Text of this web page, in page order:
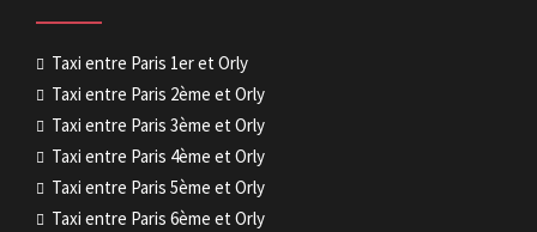
Taxi entre Paris 1er et Orly
Taxi entre Paris 2ème et Orly
Taxi entre Paris 3ème et Orly
Taxi entre Paris 4ème et Orly
Taxi entre Paris 5ème et Orly
Taxi entre Paris 6ème et Orly